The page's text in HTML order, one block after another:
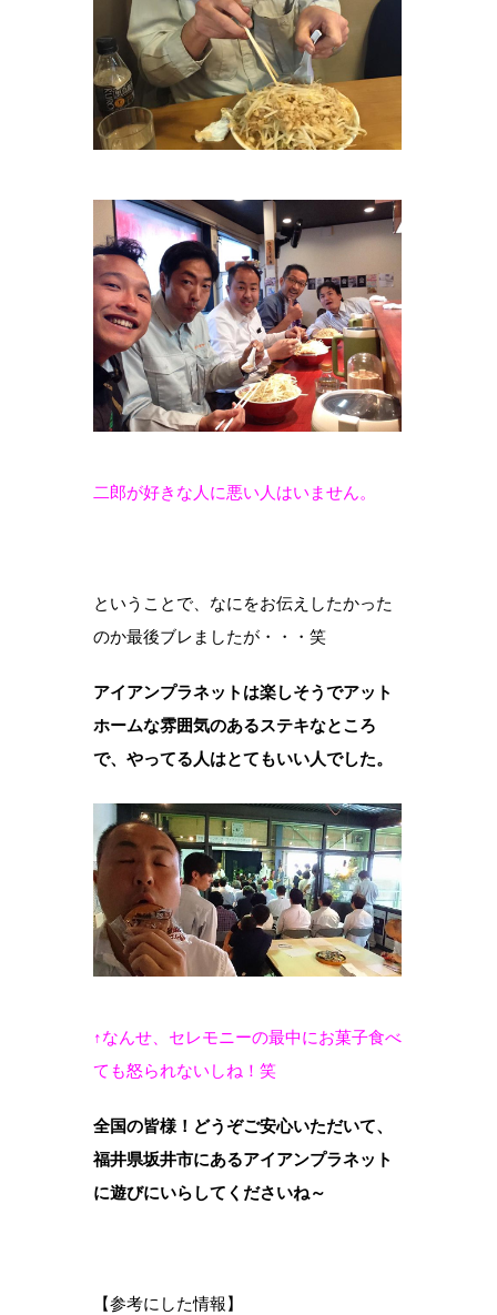
二郎が好きな人に悪い人はいません。
ということで、なにをお伝えしたかった
のか最後ブレましたが・・・笑
アイアンプラネットは楽しそうでアット
ホームな雰囲気のあるステキなところ
で、やってる人はとてもいい人でした。
↑なんせ、セレモニーの最中にお菓子食べ
ても怒られないしね！笑
全国の皆様！どうぞご安心いただいて、
福井県坂井市にあるアイアンプラネット
に遊びにいらしてくださいね～
【参考にした情報】